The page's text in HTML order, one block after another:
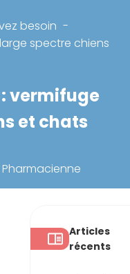
besoin
spectre chiens
vermifuge
et chats
Articles
récents